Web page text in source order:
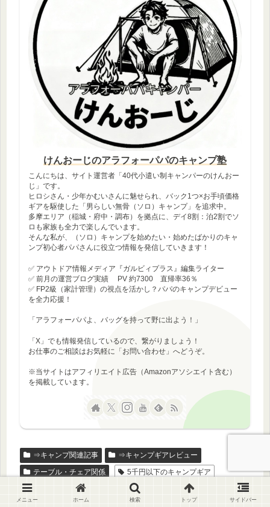
けんおーじのアラフォーパパのキャンプ塾
こんにちは、サイト運営者「40代小遣い制キャンパーのけんおー
じ」です。
ヒロシさん・少年かむいさんに魅せられ、バック1つ×お手頃価格
ギアを駆使した「男らしい無骨（ソロ）キャンプ」を追求中。
多摩エリア（稲城・府中・調布）を拠点に、デイ8割：泊2割でソ
ロも家族も全力で楽しんでいます。
そんな私が、（ソロ）キャンプを始めたい・始めたばかりのキャ
ンプ初心者パパさんに役立つ情報を発信していきます！
✅ アウトドア情報メディア『ガルビィプラス』編集ライター
✅ 前月の運営ブログ実績 PV 約7300 直帰率36％
✅ FP2級（家計管理）の視点を活かし？パパのキャンプデビュー
を全力応援！
「アラフォーパパよ、バッグを持って野に出よう！」
「X」でも情報発信しているので、繋がりましょう！
お仕事のご相談はお気軽に「お問い合わせ」へどうぞ。
※当サイトはアフィリエイト広告（Amazonアソシエイト含む）
を掲載しています。
⇒キャンプ関連記事
⇒キャンプギアレビュー
テーブル・チェア関係
5千円以下のキャンプギア
テーブル・チェア関係のギア
メニュー ホーム 検索 トップ サイドバー